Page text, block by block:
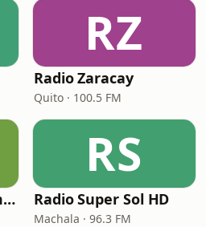
RZ
Radio Zaracay
Quito · 100.5 FM
La Voz del Tomebamba
RS
Radio Super Sol HD
Machala · 96.3 FM